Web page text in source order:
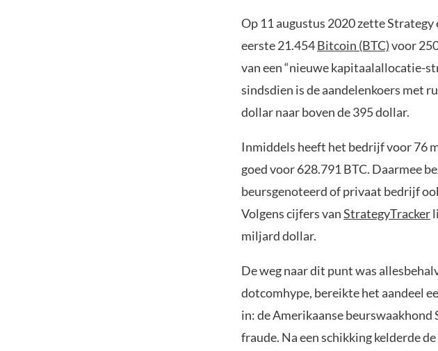
Op 11 augustus 2020 zette
eerste 21.454Bitcoin (BTC)voor
van een “nieuwe kapitaalallocatie-
sindsdien is de aandelenkoers met
dollar naar boven de 395 dollar.
Inmiddels heeft het bedrijf voor 76
goed voor 628.791 BTC. Daarmee
beursgenoteerd of privaat bedrijf
Volgens cijfers vanStrategyTracker
miljard dollar.
De weg naar dit punt was
dotcomhype, bereikte het aandeel
in: de Amerikaanse beurswaakhond
fraude. Na een schikking kelderde